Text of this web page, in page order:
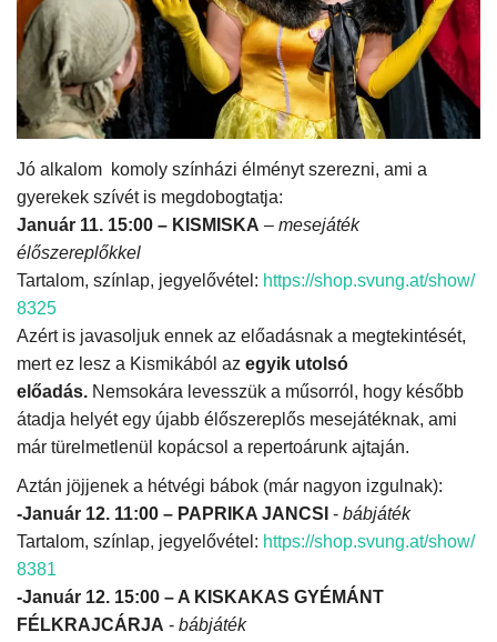
Kultúra
Történelem
Gazdaság
Művészet
Sport
Sajtó
Rendezvény
Humor
Napló postája
Galéria
Jó alkalom komoly színházi élményt szerezni, ami a
gyerekek szívét is megdobogtatja:
Január 11. 15:00 – KISMISKA – mesejáték
élőszereplőkkel
Tartalom, színlap, jegyelővétel: https://shop.svung.at/show/
8325
Azért is javasoljuk ennek az előadásnak a megtekintését,
mert ez lesz a Kismikából az egyik utolsó
előadás. Nemsokára levesszük a műsorról, hogy később
átadja helyét egy újabb élőszereplős mesejátéknak, ami
már türelmetlenül kopácsol a repertoárunk ajtaján.
Aztán jöjjenek a hétvégi bábok (már nagyon izgulnak):
-Január 12. 11:00 – PAPRIKA JANCSI - bábjáték
Tartalom, színlap, jegyelővétel: https://shop.svung.at/show/
8381
-Január 12. 15:00 – A KISKAKAS GYÉMÁNT
FÉLKRAJCÁRJA - bábjáték